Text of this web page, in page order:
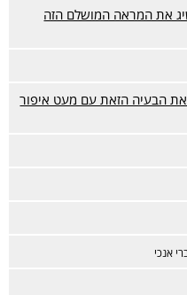
את המראה המושלם הזה
הבעיה הזאת עם מעט איפור
אנכי